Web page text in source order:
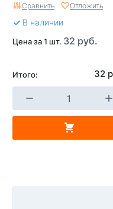
Сравнить Отложить
В наличии
Цена за 1 шт. 32 руб.
Итого: 32